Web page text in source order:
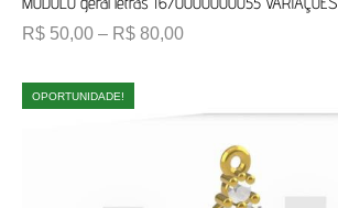
R$ 50,00 – R$ 80,00
OPORTUNIDADE!